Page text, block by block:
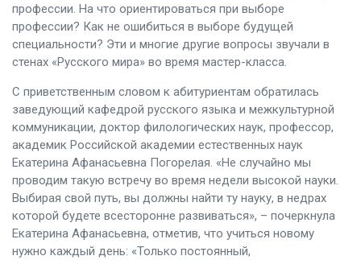
профессии. На что ориентироваться при выборе
профессии? Как не ошибиться в выборе будущей
специальности? Эти и многие другие вопросы звучали в
стенах «Русского мира» во время мастер-класса.
С приветственным словом к абитуриентам обратилась
заведующий кафедрой русского языка и межкультурной
коммуникации, доктор филологических наук, профессор,
академик Российской академии естественных наук
Екатерина Афанасьевна Погорелая. «Не случайно мы
проводим такую встречу во время недели высокой науки.
Выбирая свой путь, вы должны найти ту науку, в недрах
которой будете всесторонне развиваться», – почеркнула
Екатерина Афанасьевна, отметив, что учиться новому
нужно каждый день: «Только постоянный,